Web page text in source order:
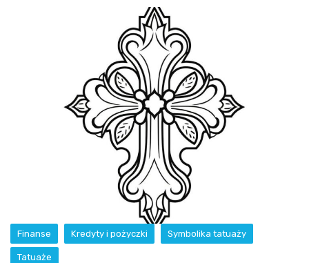
Finanse Kredyty i pożyczki Symbolika tatuaży
Tatuaże